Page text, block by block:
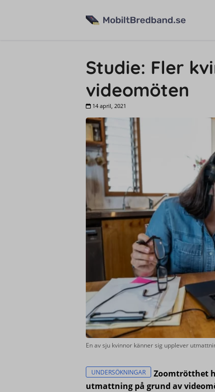
Studie: Fler
videomöten
14 april, 2021
En av sju kvinnor känner sig upplever
UNDERSÖKNINGAR
Zoomtrötthet
utmattning på grund av